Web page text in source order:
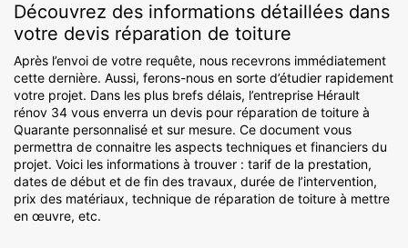
Découvrez des informations détaillées dans
votre devis réparation de toiture
Après l’envoi de votre requête, nous recevrons immédiatement
cette dernière. Aussi, ferons-nous en sorte d’étudier rapidement
votre projet. Dans les plus brefs délais, l’entreprise Hérault
rénov 34 vous enverra un devis pour réparation de toiture à
Quarante personnalisé et sur mesure. Ce document vous
permettra de connaitre les aspects techniques et financiers du
projet. Voici les informations à trouver : tarif de la prestation,
dates de début et de fin des travaux, durée de l’intervention,
prix des matériaux, technique de réparation de toiture à mettre
en œuvre, etc.